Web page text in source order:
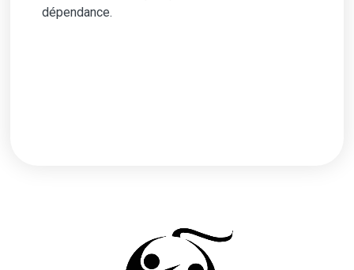
dépendance.